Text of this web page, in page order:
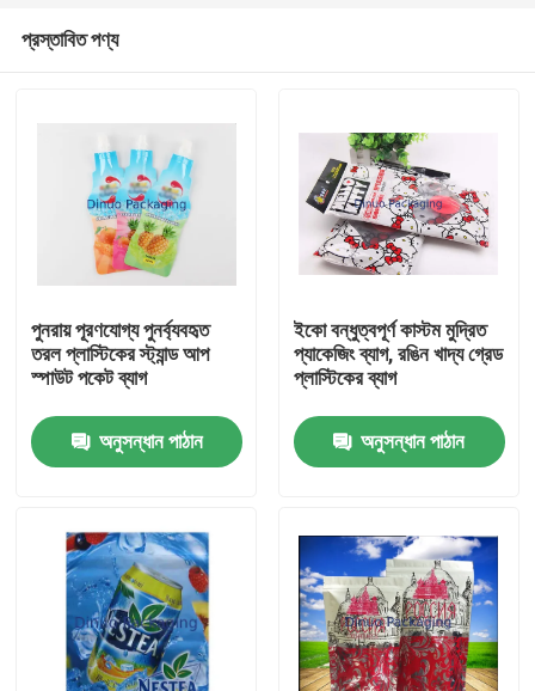
বাড়ি
ভিডিও
প্রস্তাবিত পণ্য
পুনরায় পূরণযোগ্য পুনর্ব্যবহৃত
তরল প্লাস্টিকের স্ট্যান্ড আপ
স্পাউট পকেট ব্যাগ
অনুসন্ধান পাঠান
ইকো বন্ধুত্বপূর্ণ কাস্টম মুদ্রিত
প্যাকেজিং ব্যাগ, রঙিন খাদ্য গ্রেড
প্লাস্টিকের ব্যাগ
অনুসন্ধান পাঠান